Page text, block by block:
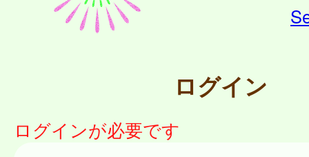
ログイン
ログインが必要です